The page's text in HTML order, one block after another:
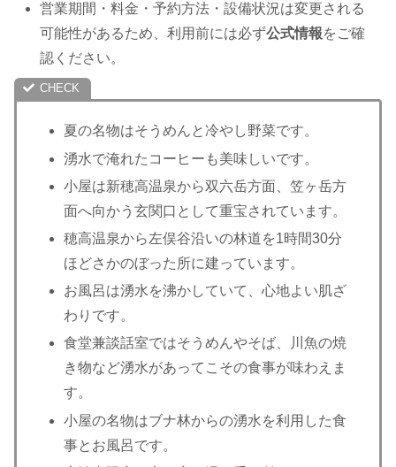
営業期間・料金・予約方法・設備状況は変更される
可能性があるため、利用前には必ず公式情報をご確
認ください。
夏の名物はそうめんと冷やし野菜です。
湧水で淹れたコーヒーも美味しいです。
小屋は新穂高温泉から双六岳方面、笠ヶ岳方
面へ向かう玄関口として重宝されています。
穂高温泉から左俣谷沿いの林道を1時間30分
ほどさかのぼった所に建っています。
お風呂は湧水を沸かしていて、心地よい肌ざ
わりです。
食堂兼談話室ではそうめんやそば、川魚の焼
き物など湧水があってこその食事が味わえま
す。
小屋の名物はブナ林からの湧水を利用した食
事とお風呂です。